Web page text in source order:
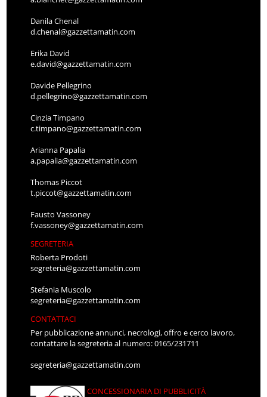
Danila Chenal
d.chenal@gazzettamatin.com
Erika David
e.david@gazzettamatin.com
Davide Pellegrino
d.pellegrino@gazzettamatin.com
Cinzia Timpano
c.timpano@gazzettamatin.com
Arianna Papalia
a.papalia@gazzettamatin.com
Thomas Piccot
t.piccot@gazzettamatin.com
Fausto Vassoney
f.vassoney@gazzettamatin.com
SEGRETERIA
Roberta Prodoti
segreteria@gazzettamatin.com
Stefania Muscolo
segreteria@gazzettamatin.com
CONTATTACI
Per pubblicazione annunci, necrologi, offro e cerco lavoro,
contattare la segreteria al numero: 0165/231711
segreteria@gazzettamatin.com
CONCESSIONARIA DI PUBBLICITÀ